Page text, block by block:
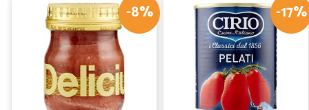
-8% -17%